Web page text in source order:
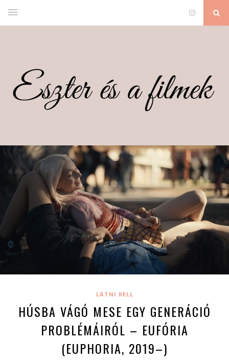
LÁTNI KELL
HÚSBA VÁGÓ MESE EGY GENERÁCIÓ
PROBLÉMÁIRÓL – EUFÓRIA
(EUPHORIA, 2019–)